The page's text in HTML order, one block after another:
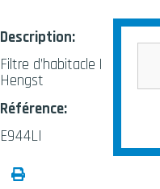
Description:
Filtre d’habitacle |
Hengst
Référence:
E944LI